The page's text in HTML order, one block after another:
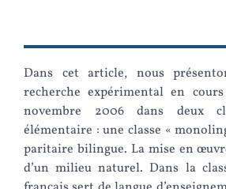
Dans cet article, nous
recherche expérimental en
novembre 2006 dans deux
élémentaire : une classe «
paritaire bilingue. La mise en
d’un milieu naturel. Dans la